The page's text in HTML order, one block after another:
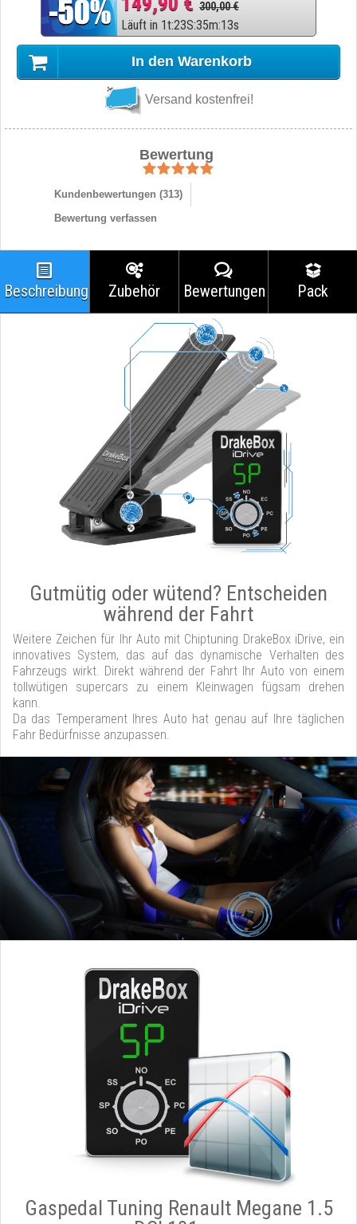
300,00 €
Läuft in 1t:23S:35m:12s
In den Warenkorb
Versand kostenfrei!
Bewertung
Kundenbewertungen (313)
Bewertung verfassen
Beschreibung Zubehör Bewertungen Pack
Gutmütig oder wütend? Entscheiden
während der Fahrt
Weitere Zeichen für Ihr Auto mit Chiptuning DrakeBox iDrive, ein
innovatives System, das auf das dynamische Verhalten des
Fahrzeugs wirkt. Direkt während der Fahrt Ihr Auto von einem
tollwütigen supercars zu einem Kleinwagen fügsam drehen
kann.
Da das Temperament Ihres Auto hat genau auf Ihre täglichen
Fahr Bedürfnisse anzupassen.
Gaspedal Tuning Renault Megane 1.5